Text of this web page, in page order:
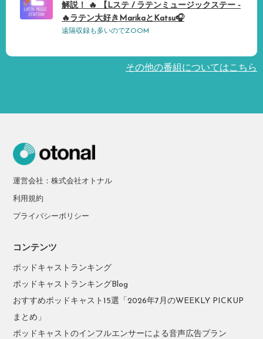
解説！ 🔥 【Lステ / ラテンミュージックステー -
🔥ラテン大好きMarikaとKatsu🎧
遠隔収録も多いのでZOOM
その他の番組についてはこちら
運営会社：株式会社オトナル
利用規約
プライバシーポリシー
コンテンツ
ポッドキャストランキング
ポッドキャストランキングBlog
おすすめポッドキャスト15選「2026年7月のWEEKLY PICKUP
まとめ」
ポッドキャストのインフルエンサーによる音声広告プラン